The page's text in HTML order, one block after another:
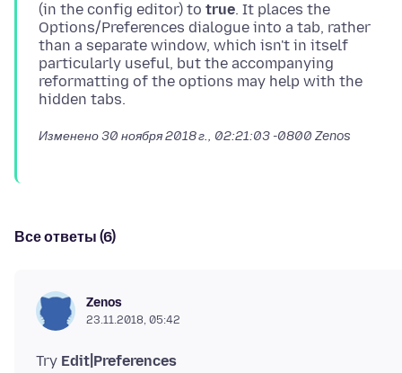
(in the config editor) to true. It places the
Options/Preferences dialogue into a tab, rather
than a separate window, which isn't in itself
particularly useful, but the accompanying
reformatting of the options may help with the
Изменено30 ноября 2018 г., 02:21:03 -0800 Zenos
Все ответы (6)
Zenos
23.11.2018, 05:42
Try Edit|Preferences